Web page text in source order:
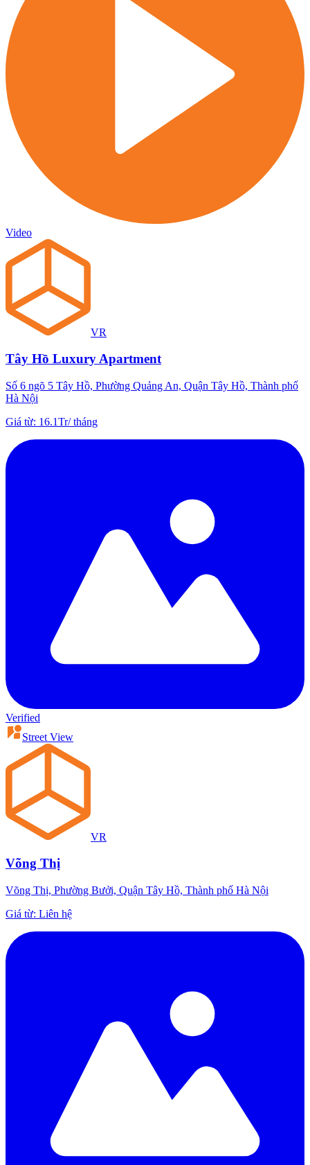
Video
VR
Tây Hồ Luxury Apartment
Số 6 ngõ 5 Tây Hồ, Phường Quảng An, Quận Tây Hồ, Thành phố
Hà Nội
Giá từ: 16.1Tr/tháng
Verified
Street View
VR
Võng Thị
Võng Thị, Phường Bưởi, Quận Tây Hồ, Thành phố Hà Nội
Giá từ: Liên hệ